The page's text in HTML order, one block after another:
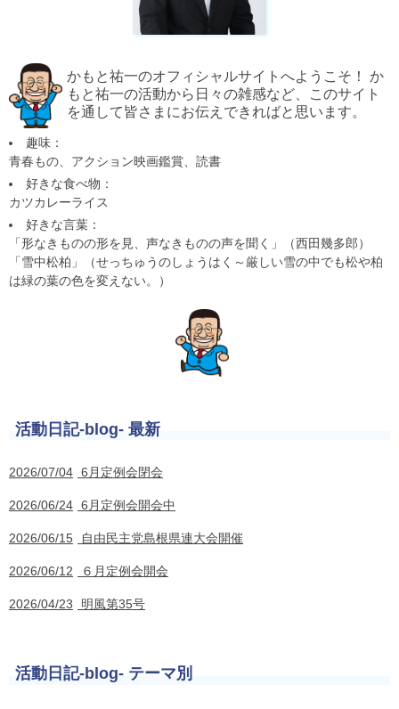
かもと祐一のオフィシャルサイトへようこそ！ か
もと祐一の活動から日々の雑感など、このサイト
を通して皆さまにお伝えできればと思います。
趣味：
青春もの、アクション映画鑑賞、読書
好きな食べ物：
カツカレーライス
好きな言葉：
「形なきものの形を見、声なきものの声を聞く」（西田幾多郎）
「雪中松柏」（せっちゅうのしょうはく～厳しい雪の中でも松や柏
は緑の葉の色を変えない。）
活動日記-blog- 最新
2026/07/04 6月定例会閉会
2026/06/24 6月定例会開会中
2026/06/15 自由民主党島根県連大会開催
2026/06/12 ６月定例会開会
2026/04/23 明風第35号
活動日記-blog- テーマ別